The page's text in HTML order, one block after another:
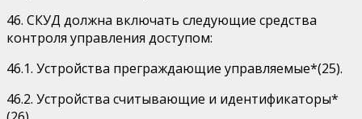
46. СКУД должна включать следующие средства
контроля управления доступом:
46.1. Устройства преграждающие управляемые*(25).
46.2. Устройства считывающие и идентификаторы*